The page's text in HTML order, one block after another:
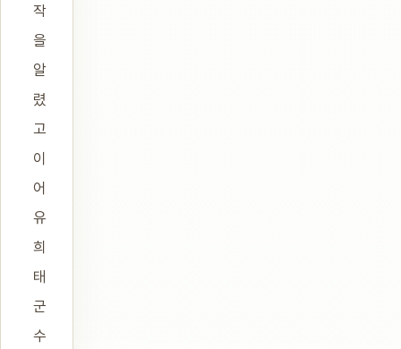
작
을
알
렸
고
이
어
유
희
태
군
수